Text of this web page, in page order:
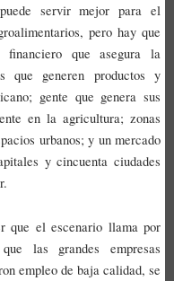
servir mejor para el
pero hay que
financiero que asegura la
que generen productos y
gente que genera sus
en la agricultura; zonas
urbanos; y un mercado
y cincuenta ciudades
que el escenario llama por
las grandes empresas
empleo de baja calidad, se